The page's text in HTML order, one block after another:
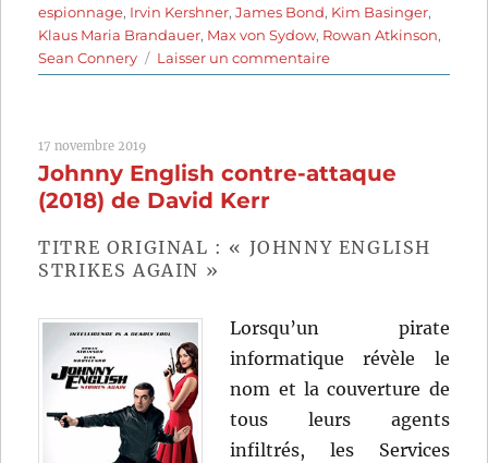
espionnage, Irvin Kershner,James Bond, Kim Basinger,
Klaus Maria Brandauer, Max von Sydow, Rowan Atkinson,
Sean Connery
Laisser un commentairesur
Jamais
de
17 novembre 2019
Johnny English contre-attaque
(2018) de David Kerr
TITRE ORIGINAL : « JOHNNY ENGLISH
STRIKES AGAIN »
Lorsqu’un pirate
informatique révèle le
nom et la couverture de
tous leurs agents
infiltrés, les Services